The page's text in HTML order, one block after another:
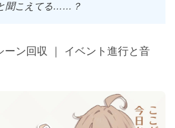
聞こえてる……？
ーン回収 ｜ イベント進行と音